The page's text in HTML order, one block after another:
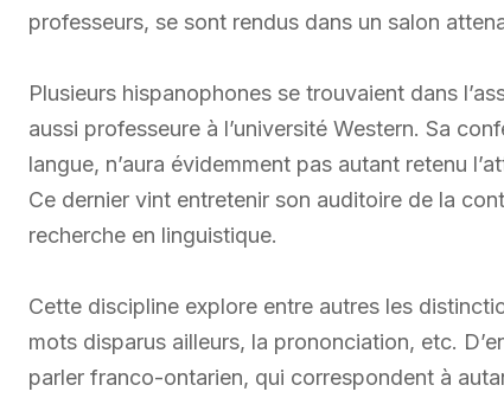
professeurs, se sont rendus dans un salon
Plusieurs hispanophones se trouvaient dans
aussi professeure à l’université Western. Sa
langue, n’aura évidemment pas autant retenu
Ce dernier vint entretenir son auditoire de la
recherche en linguistique.
Cette discipline explore entre autres les
mots disparus ailleurs, la prononciation, etc.
parler franco-ontarien, qui correspondent à